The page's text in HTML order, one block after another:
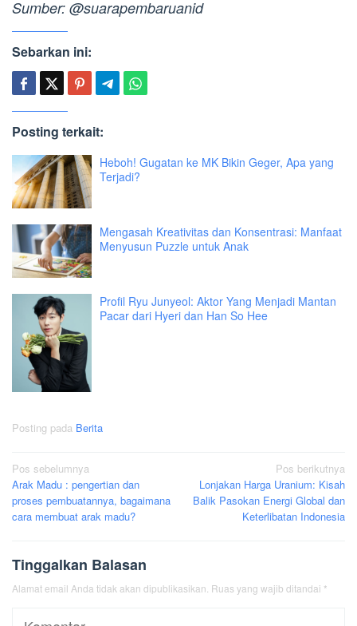
Sumber: @suarapembaruanid
Sebarkan ini:
Posting terkait:
Heboh! Gugatan ke MK Bikin Geger, Apa yang
Terjadi?
Mengasah Kreativitas dan Konsentrasi: Manfaat
Menyusun Puzzle untuk Anak
Profil Ryu Junyeol: Aktor Yang Menjadi Mantan
Pacar dari Hyeri dan Han So Hee
Posting pada Berita
Navigasi
pos
Pos sebelumnya
Arak Madu : pengertian dan
proses pembuatannya, bagaimana
cara membuat arak madu?
Pos berikutnya
Lonjakan Harga Uranium: Kisah
Balik Pasokan Energi Global dan
Keterlibatan Indonesia
Tinggalkan Balasan
Alamat email Anda tidak akan dipublikasikan. Ruas yang wajib ditandai *